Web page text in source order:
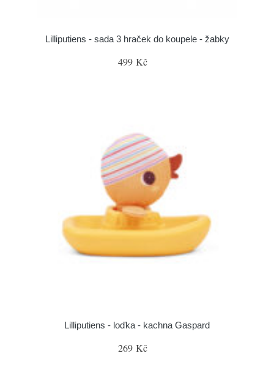
Lilliputiens - sada 3 hraček do koupele - žabky
499 Kč
Lilliputiens - loďka - kachna Gaspard
269 Kč